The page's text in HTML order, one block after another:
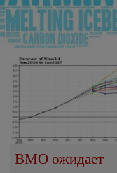
ВМО ожидает